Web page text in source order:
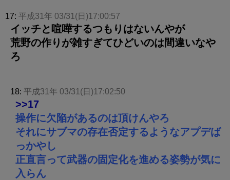
17: 平成31年 03/31(日)17:00:57
イッチと喧嘩するつもりはないんやが
荒野の作りが雑すぎてひどいのは間違いなや
ろ
18: 平成31年 03/31(日)17:02:50
>>17
操作に欠陥があるのは頂けんやろ
それにサブマの存在否定するようなアプデば
っかやし
正直言って武器の固定化を進める姿勢が気に
入らん